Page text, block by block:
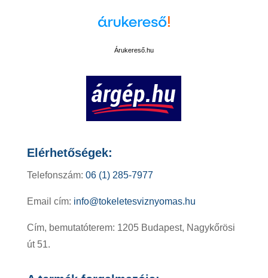
Árukereső.hu
Elérhetőségek:
Telefonszám: 06 (1) 285-7977
Email cím: info@tokeletesviznyomas.hu
Cím, bemutatóterem: 1205 Budapest, Nagykőrösi
út 51.